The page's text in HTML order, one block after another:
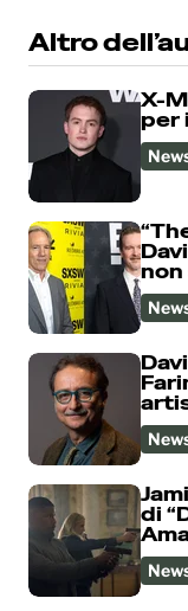
Altro
X-
per
non
di